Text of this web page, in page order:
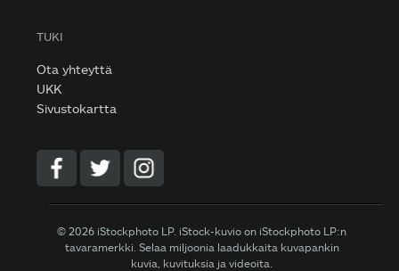
TUKI
Ota yhteyttä
UKK
Sivustokartta
© 2026 iStockphoto LP. iStock-kuvio on iStockphoto LP:n
tavaramerkki. Selaa miljoonia laadukkaita kuvapankin
kuvia, kuvituksia ja videoita.